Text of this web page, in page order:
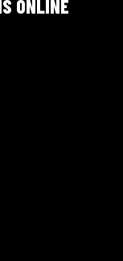
ONLINE